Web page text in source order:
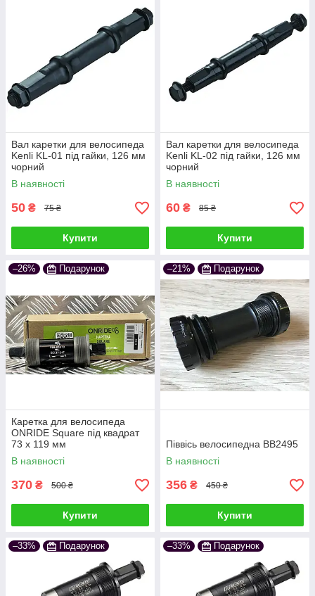
Вал каретки для велосипеда
Kenli KL-01 під гайки, 126 мм
чорний
В наявності
50 ₴ 75 ₴
Купити
Вал каретки для велосипеда
Kenli KL-02 під гайки, 126 мм
чорний
В наявності
60 ₴ 85 ₴
Купити
–26% Подарунок
Каретка для велосипеда
ONRIDE Square під квадрат
73 x 119 мм
В наявності
370 ₴ 500 ₴
Купити
–21% Подарунок
Піввісь велосипедна BB2495
В наявності
356 ₴ 450 ₴
Купити
–33% Подарунок –33% Подарунок